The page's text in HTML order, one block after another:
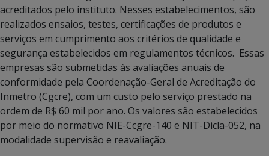
acreditados pelo instituto. Nesses estabelecimentos, são
realizados ensaios, testes, certificações de produtos e
serviços em cumprimento aos critérios de qualidade e
segurança estabelecidos em regulamentos técnicos. Essas
empresas são submetidas às avaliações anuais de
conformidade pela Coordenação-Geral de Acreditação do
Inmetro (Cgcre), com um custo pelo serviço prestado na
ordem de R$ 60 mil por ano. Os valores são estabelecidos
por meio do normativo NIE-Ccgre-140 e NIT-Dicla-052, na
modalidade supervisão e reavaliação.